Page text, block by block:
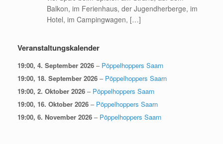
Balkon, im Ferienhaus, der Jugendherberge, im
Hotel, im Campingwagen, […]
Veranstaltungskalender
19:00, 4. September 2026 – Pöppelhoppers Saarn
19:00, 18. September 2026 – Pöppelhoppers Saarn
19:00, 2. Oktober 2026 – Pöppelhoppers Saarn
19:00, 16. Oktober 2026 – Pöppelhoppers Saarn
19:00, 6. November 2026 – Pöppelhoppers Saarn